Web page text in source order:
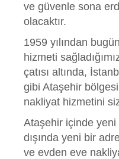
ve güvenle sona
olacaktır.
1959 yılından
hizmeti
çatısı altında,
gibi Ataşehir
nakliyat hizmetini
Ataşehir içinde
dışında yeni bir
ve evden eve